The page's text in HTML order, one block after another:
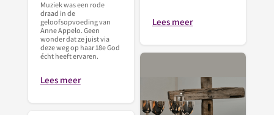
Muziek was een rode
draad in de
geloofsopvoeding van
Anne Appelo. Geen
wonder dat ze juist via
deze weg op haar 18e God
écht heeft ervaren.
Lees meer
Lees meer